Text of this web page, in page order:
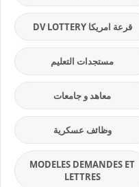
قرعة امريكا DV LOTTERY
مستجدات التعليم
معاهد و جامعات
وظائف عسكرية
MODELES DEMANDES ET
LETTRES